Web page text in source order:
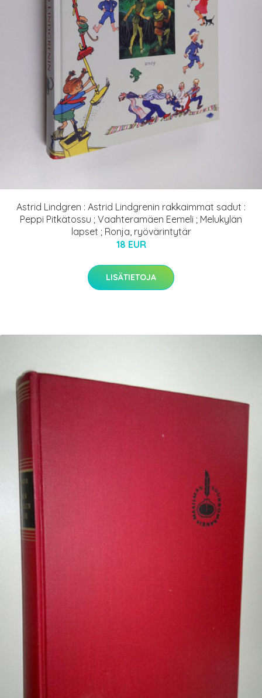
Astrid Lindgren : Astrid Lindgrenin rakkaimmat sadut :
Peppi Pitkätossu ; Vaahteramäen Eemeli ; Melukylän
lapset ; Ronja, ryövärintytär
18 EUR
LISÄTIETOJA